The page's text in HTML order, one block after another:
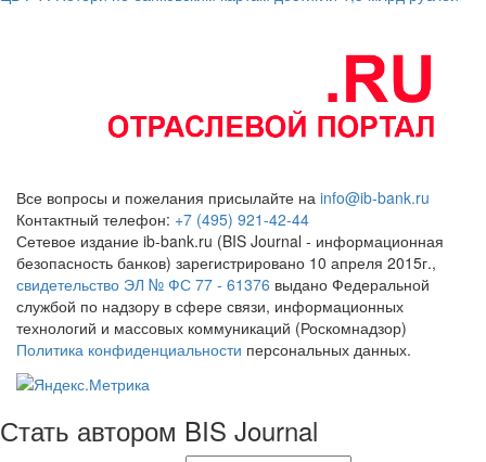
Все вопросы и пожелания присылайте на info@ib-bank.ru
Контактный телефон: +7 (495) 921-42-44
Сетевое издание ib-bank.ru (BIS Journal - информационная
безопасность банков) зарегистрировано 10 апреля 2015г.,
свидетельство ЭЛ № ФС 77 - 61376 выдано Федеральной
службой по надзору в сфере связи, информационных
технологий и массовых коммуникаций (Роскомнадзор)
Политика конфиденциальности персональных данных.
Стать автором BIS Journal